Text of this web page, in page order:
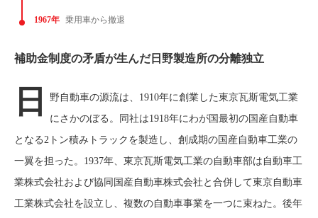
1967年 乗用車から撤退
補助金制度の矛盾が生んだ日野製造所の分離独立
日
野自動車の源流は、1910年に創業した東京瓦斯電気工業
にさかのぼる。同社は1918年にわが国最初の国産自動車
となる2トン積みトラックを製造し、創成期の国産自動車工業の
一翼を担った。1937年、東京瓦斯電気工業の自動車部は自動車工
業株式会社および協同国産自動車株式会社と合併して東京自動車
工業株式会社を設立し、複数の自動車事業を一つに束ねた。後年